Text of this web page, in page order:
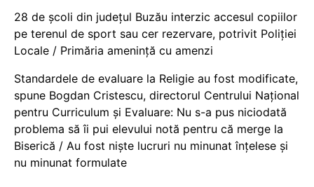
28 de școli din județul Buzău interzic accesul copiilor
pe terenul de sport sau cer rezervare, potrivit Poliției
Locale / Primăria amenință cu amenzi
Standardele de evaluare la Religie au fost modificate,
spune Bogdan Cristescu, directorul Centrului Național
pentru Curriculum și Evaluare: Nu s-a pus niciodată
problema să îi pui elevului notă pentru că merge la
Biserică / Au fost niște lucruri nu minunat înțelese și
nu minunat formulate